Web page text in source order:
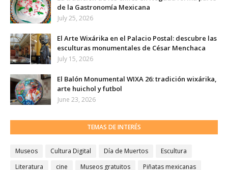
de la Gastronomía Mexicana
July 25, 2026
El Arte Wixárika en el Palacio Postal: descubre las
esculturas monumentales de César Menchaca
July 15, 2026
El Balón Monumental WIXA 26: tradición wixárika,
arte huichol y futbol
June 23, 2026
TEMAS DE INTERÉS
Museos Cultura Digital Día de Muertos
Escultura
Literatura
cine Museos gratuitos
Piñatas mexicanas